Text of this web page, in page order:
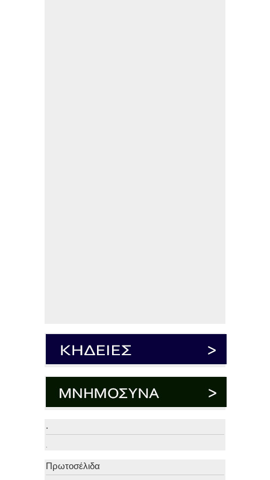
.
.
Πρωτοσέλιδα